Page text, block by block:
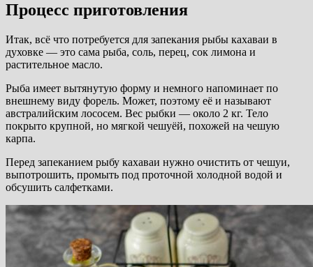
Процесс приготовления
Итак, всё что потребуется для запекания рыбы кахаваи в
духовке — это сама рыба, соль, перец, сок лимона и
растительное масло.
Рыба имеет вытянутую форму и немного напоминает по
внешнему виду форель. Может, поэтому её и называют
австралийским лососем. Вес рыбки — около 2 кг. Тело
покрыто крупной, но мягкой чешуёй, похожей на чешую
карпа.
Перед запеканием рыбу кахаваи нужно очистить от чешуи,
выпотрошить, промыть под проточной холодной водой и
обсушить салфетками.